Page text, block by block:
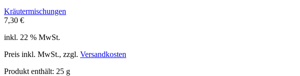
Kräutermischungen
7,30 €
inkl. 22 % MwSt.
Preis inkl. MwSt., zzgl. Versandkosten
Produkt enthält: 25 g